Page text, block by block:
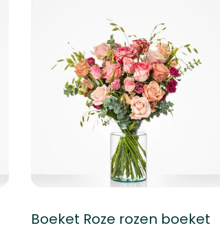
Boeket Roze rozen boeket